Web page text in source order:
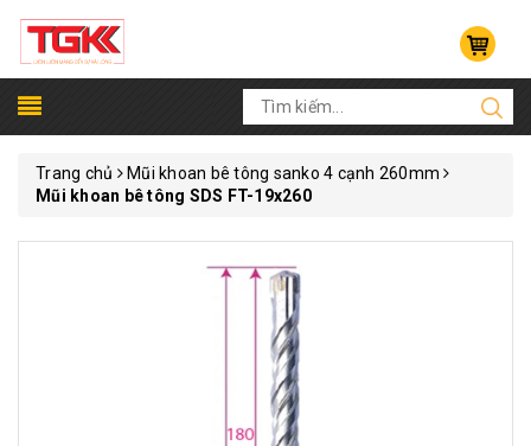
Trang chủ
Mũi khoan bê tông sanko 4 cạnh 260mm
Mũi khoan bê tông SDS FT-19x260